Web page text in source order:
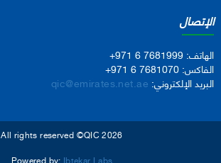
الإتصال
الهاتف: +971 6 7681999
الفاكس: +971 6 7681070
البريد الإلكتروني: qic@emirates.net.ae
All rights reserved ©QIC 2026
Powered by: Ibtekar Labs